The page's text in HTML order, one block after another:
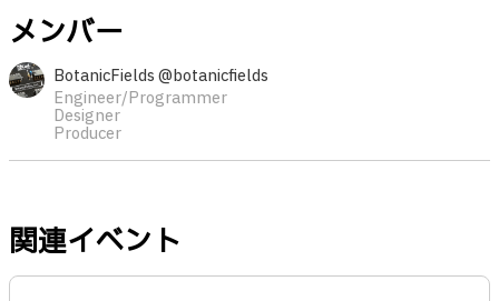
メンバー
BotanicFields @botanicfields
Engineer/Programmer
Designer
Producer
関連イベント